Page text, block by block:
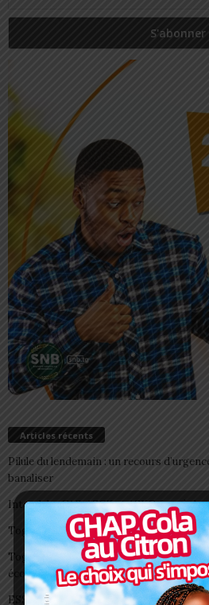
Articles récents
Pilule du lendemain : un recours
banaliser
Interclubs CAF: ASCK et ASKO face à
Togo/ Boissons énergisantes: l’État tire
Togo/ Rentrée scolaire 2026-2027:
écoles autorisées
ESSAL 2026 : les admissibles